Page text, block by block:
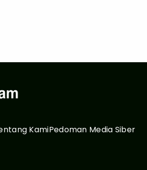
KamiPedoman Media Siber